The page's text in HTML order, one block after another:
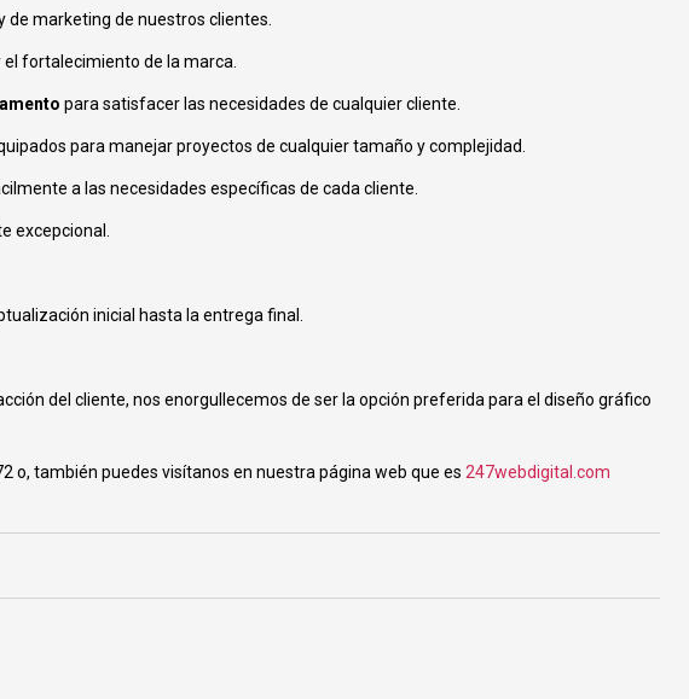
de marketing de nuestros clientes.
fortalecimiento de la marca.
para satisfacer las necesidades de cualquier cliente.
para manejar proyectos de cualquier tamaño y complejidad.
a las necesidades específicas de cada cliente.
excepcional.
inicial hasta la entrega final.
del cliente, nos enorgullecemos de ser la opción preferida para el diseño gráfico
o, también puedes visítanos en nuestra página web que es 247webdigital.com